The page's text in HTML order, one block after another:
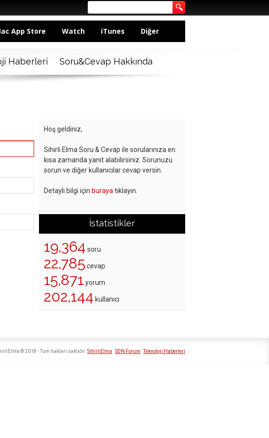
App Store Watch iTunes Diğer
Haberleri Soru&Cevap Hakkında
Hoş geldiniz,
Sihirli Elma Soru & Cevap ile sorularınıza en
kısa zamanda yanıt alabilirsiniz. Sorunuzu
sorun ve diğer kullanıcılar cevap versin.
Detaylı bilgi için buraya tıklayın.
İstatistikler
19,364 soru
22,785 cevap
15,871 yorum
202,144 kullanıcı
SihirliElma SDN Forum Teknoloji Haberleri
© 2018 - Tüm hakları saklıdır